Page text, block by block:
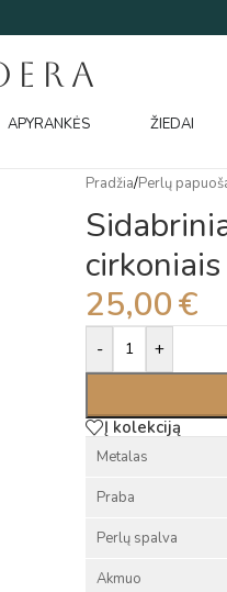
APYRANKĖS ŽIEDAI
Pradžia/Perlų
cirkoniais
25,00€
- +
Alternative:
Į kolekciją
Metalas
Praba
Perlų spalva
Akmuo